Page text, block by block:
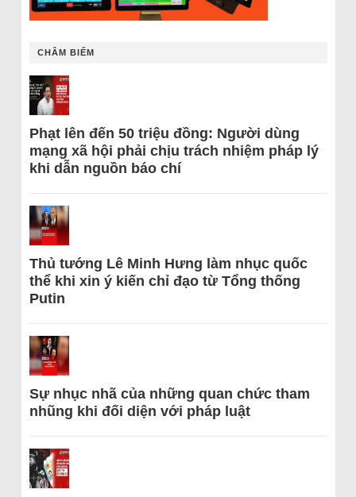
CHÂM BIẾM
Phạt lên đến 50 triệu đồng: Người dùng
mạng xã hội phải chịu trách nhiệm pháp lý
khi dẫn nguồn báo chí
Thủ tướng Lê Minh Hưng làm nhục quốc
thể khi xin ý kiến chỉ đạo từ Tổng thống
Putin
Sự nhục nhã của những quan chức tham
nhũng khi đối diện với pháp luật